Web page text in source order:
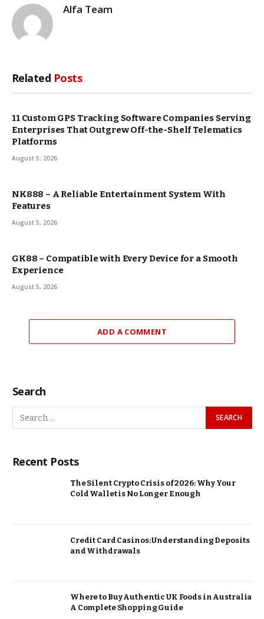
Alfa Team
Related Posts
11 Custom GPS Tracking Software Companies Serving
Enterprises That Outgrew Off-the-Shelf Telematics
Platforms
August 5, 2026
NK888 – A Reliable Entertainment System With
Features
August 5, 2026
GK88 – Compatible with Every Device for a Smooth
Experience
August 5, 2026
ADD A COMMENT
Search
Recent Posts
The Silent Crypto Crisis of 2026: Why Your
Cold Wallet is No Longer Enough
Credit Card Casinos: Understanding Deposits
and Withdrawals
Where to Buy Authentic UK Foods in Australia
A Complete Shopping Guide